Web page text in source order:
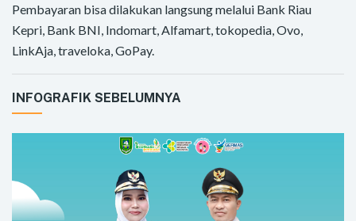
Pembayaran bisa dilakukan langsung melalui Bank Riau
Kepri, Bank BNI, Indomart, Alfamart, tokopedia, Ovo,
LinkAja, traveloka, GoPay.
INFOGRAFIK SEBELUMNYA